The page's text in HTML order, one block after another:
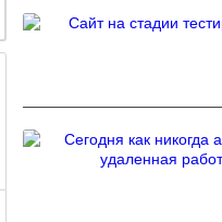
06.04.2023
ВЕБИНАР KASPERSKY SD-
13 АПРЕЛЯ В 11:00